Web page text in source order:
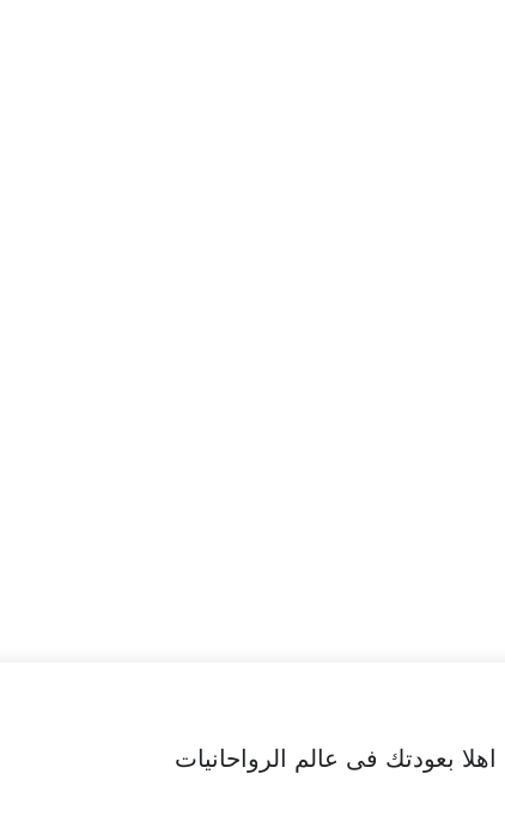
اهلا بعودتك فى عالم الرواحانيات